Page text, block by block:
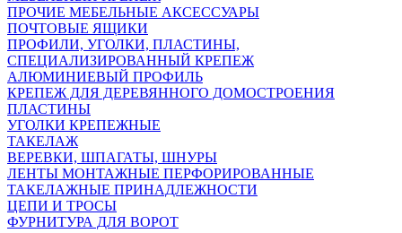
ПРОЧИЕ МЕБЕЛЬНЫЕ АКСЕССУАРЫ
ПОЧТОВЫЕ ЯЩИКИ
ПРОФИЛИ, УГОЛКИ, ПЛАСТИНЫ,
СПЕЦИАЛИЗИРОВАННЫЙ КРЕПЕЖ
АЛЮМИНИЕВЫЙ ПРОФИЛЬ
КРЕПЕЖ ДЛЯ ДЕРЕВЯННОГО ДОМОСТРОЕНИЯ
ПЛАСТИНЫ
УГОЛКИ КРЕПЕЖНЫЕ
ТАКЕЛАЖ
ВЕРЕВКИ, ШПАГАТЫ, ШНУРЫ
ЛЕНТЫ МОНТАЖНЫЕ ПЕРФОРИРОВАННЫЕ
ТАКЕЛАЖНЫЕ ПРИНАДЛЕЖНОСТИ
ЦЕПИ И ТРОСЫ
ФУРНИТУРА ДЛЯ ВОРОТ